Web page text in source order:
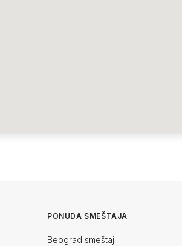
PONUDA SMEŠTAJA
Beograd smeštaj